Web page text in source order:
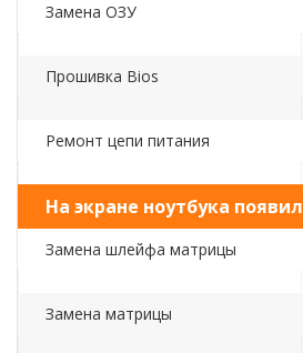
Замена ОЗУ
Прошивка Bios
Ремонт цепи питания
На экране ноутбука
Замена шлейфа матрицы
Замена матрицы